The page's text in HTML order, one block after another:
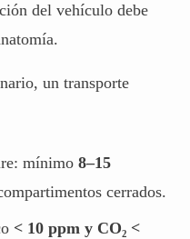
del vehículo debe
un transporte
mínimo 8–15
cerrados.
< 10 ppm y CO₂ <